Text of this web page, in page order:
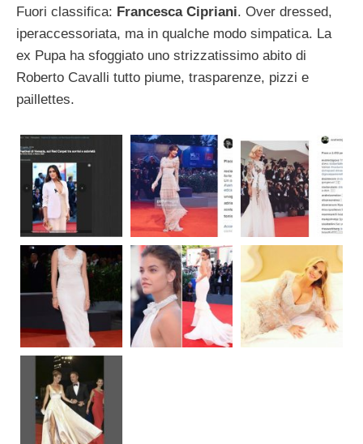
Fuori classifica: Francesca Cipriani. Over dressed,
iperaccessoriata, ma in qualche modo simpatica. La
ex Pupa ha sfoggiato uno strizzatissimo abito di
Roberto Cavalli tutto piume, trasparenze, pizzi e
paillettes.